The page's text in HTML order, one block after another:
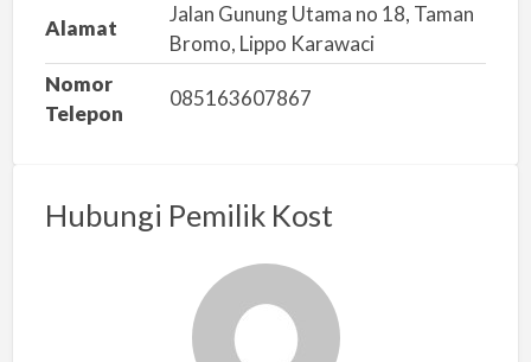
Alamat
Jalan Gunung Utama no 18, Taman
Bromo, Lippo Karawaci
Nomor
Telepon
085163607867
Hubungi Pemilik Kost